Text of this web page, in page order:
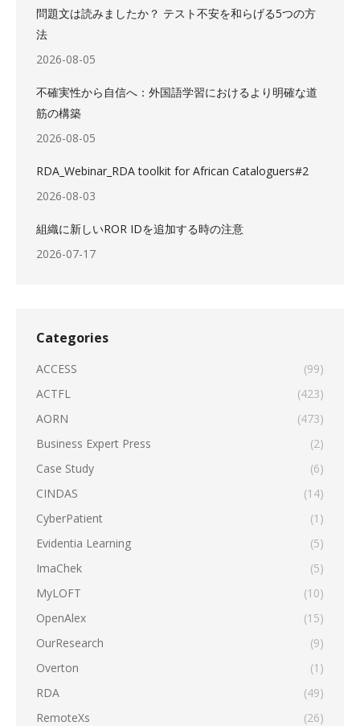
問題文は読みましたか？ テスト不安を和らげる5つの方
法
2026-08-05
不確実性から自信へ：外国語学習におけるより明確な道
筋の構築
2026-08-05
RDA_Webinar_RDA toolkit for African Cataloguers#2
2026-08-03
組織に新しいROR IDを追加する時の注意
2026-07-17
Categories
ACCESS
(99)
ACTFL
(423)
AORN
(473)
Business Expert Press
(2)
Case Study
(6)
CINDAS
(14)
CyberPatient
(1)
Evidentia Learning
(5)
ImaChek
(5)
MyLOFT
(10)
OpenAlex
(15)
OurResearch
(9)
Overton
(1)
RDA
(49)
RemoteXs
(26)